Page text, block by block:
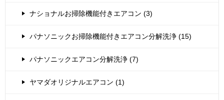
ナショナルお掃除機能付きエアコン (3)
パナソニックお掃除機能付きエアコン分解洗浄 (15)
パナソニックエアコン分解洗浄 (7)
ヤマダオリジナルエアコン (1)